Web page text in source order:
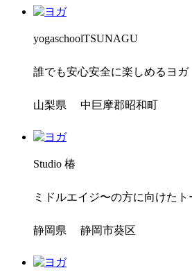
yogaschoolTSUNAGU
誰でも安心安全に楽しめるヨガ
山梨県 中巨摩郡昭和町
Studio 椿
ミドルエイジ〜の方に向けた
静岡県 静岡市葵区